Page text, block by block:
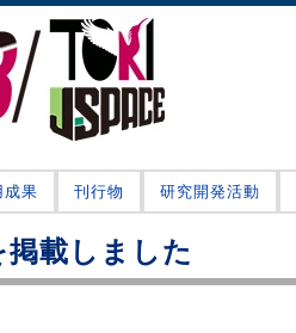
果 刊行物 研究開発活動
載しました